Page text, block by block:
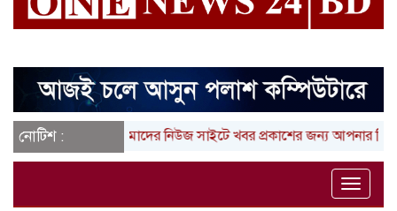
নোটিশ : আমাদের নিউজ সাইটে খবর প্রকাশের জন্য আপনার লিখা
Toggle